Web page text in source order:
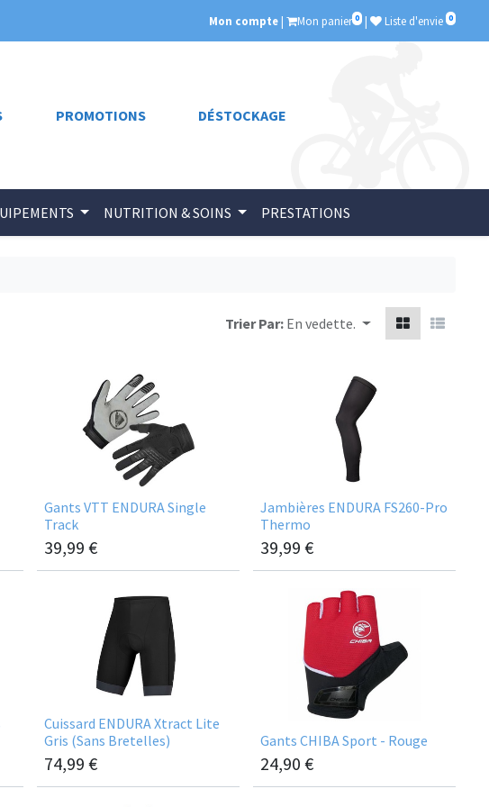
Mon compte | Mon panier 0 | Liste d'envie 0
PROMOTIONS DÉSTOCKAGE
NUTRITION & SOINS PRESTATIONS
Trier Par: En vedette.
Gants VTT ENDURA Single
Track
39,99 €
Jambières ENDURA FS260-Pro
Thermo
39,99 €
Cuissard ENDURA Xtract Lite
Gris (Sans Bretelles)
74,99 €
Gants CHIBA Sport - Rouge
24,90 €